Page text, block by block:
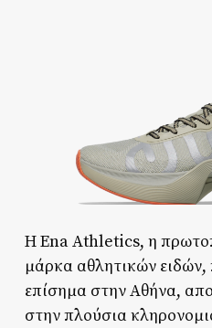
Η Ena Athletics, η
μάρκα αθλητικών ειδών,
επίσημα στην Αθήνα,
στην πλούσια